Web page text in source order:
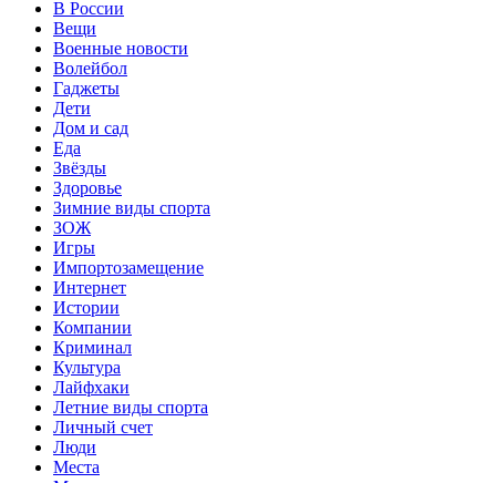
В России
Вещи
Военные новости
Волейбол
Гаджеты
Дети
Дом и сад
Еда
Звёзды
Здоровье
Зимние виды спорта
ЗОЖ
Игры
Импортозамещение
Интернет
Истории
Компании
Криминал
Культура
Лайфхаки
Летние виды спорта
Личный счет
Люди
Места